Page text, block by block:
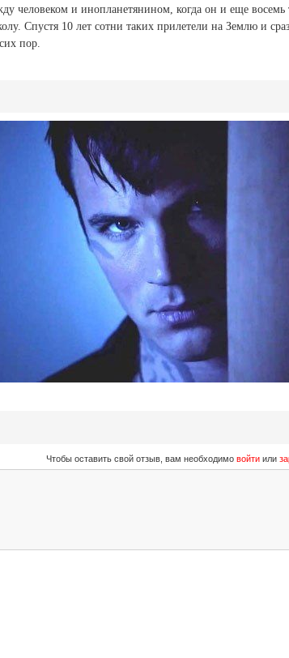
человеком и инопланетянином, когда он и еще восемь
Спустя 10 лет сотни таких прилетели на Землю и
пор.
Чтобы оставить свой отзыв, вам необходимо войтиили